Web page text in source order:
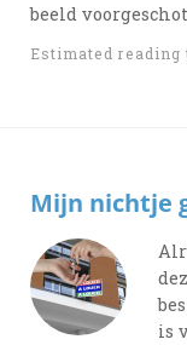
beeld
Estimated reading
Mijn nichtje
is